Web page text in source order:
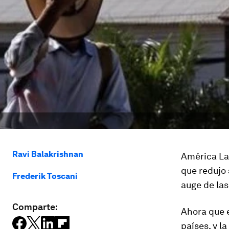
Ravi Balakrishnan
Frederik Toscani
Comparte:
América
que
auge de
Ahora que
países, y